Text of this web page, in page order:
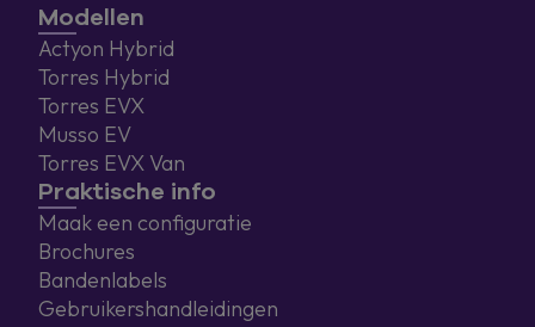
Modellen
Actyon Hybrid
Torres Hybrid
Torres EVX
Musso EV
Torres EVX Van
Praktische info
Maak een configuratie
Brochures
Bandenlabels
Gebruikershandleidingen